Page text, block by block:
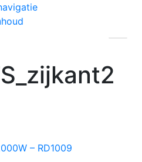
– RD1009